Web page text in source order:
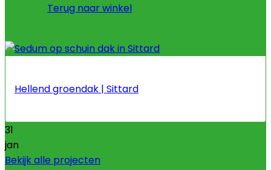
Terug naar winkel
Hellend groendak | Sittard
31
jan
Bekijk alle projecten